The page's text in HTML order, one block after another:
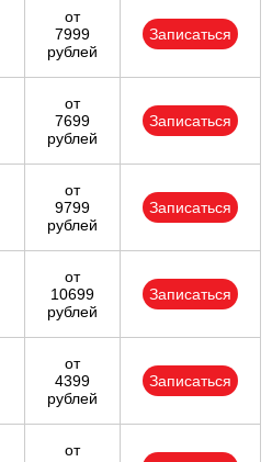
от
7999
рублей
Записаться
от
7699
рублей
Записаться
от
9799
рублей
Записаться
от
10699
рублей
Записаться
от
4399
рублей
Записаться
от